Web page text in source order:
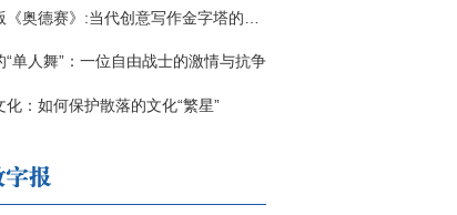
奥德赛》:当代创意写作金字塔的宏伟与平庸
“单人舞”：一位自由战士的激情与抗争
化：如何保护散落的文化“繁星”